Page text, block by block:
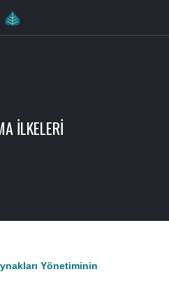
İLKELERI
Yönetiminin